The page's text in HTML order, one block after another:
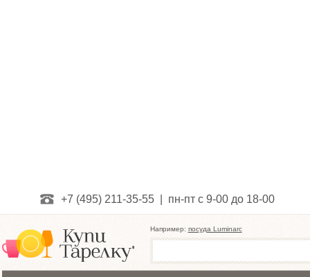
+7 (495) 211-35-55 | пн-пт с 9-00 до 18-00
Например: посуда Luminarc